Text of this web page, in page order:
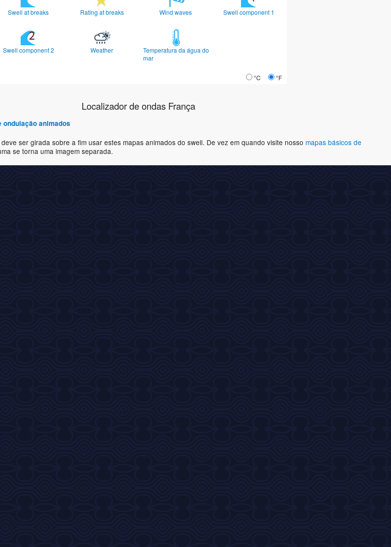
Swell at breaks Rating at breaks Wind waves Swell component 1
Swell component 2 Weather
Temperatura da água do
mar
°C °F
Localizador de ondas França
animados
ser girada sobre a fim usar estes mapas animados do swell. De vez em quando visite nosso mapas básicos de
se torna uma imagem separada.